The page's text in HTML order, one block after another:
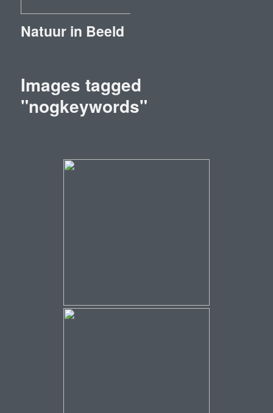
Natuur in Beeld
Images tagged
"nogkeywords"